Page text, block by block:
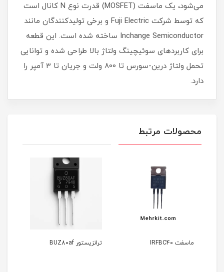
می‌شود، یک ماسفت (MOSFET) قدرت نوع N کانال است
که توسط شرکت Fuji Electric و برخی تولیدکنندگان مانند
Inchange Semiconductor ساخته شده است. این قطعه
برای کاربردهای سوئیچینگ ولتاژ بالا طراحی شده و توانایی
تحمل ولتاژ درین-سورس تا 800 ولت و جریان تا 3 آمپر را
دارد.
محصولات مرتبط